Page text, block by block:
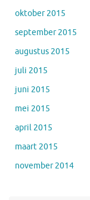
oktober 2015
september 2015
augustus 2015
juli 2015
juni 2015
mei 2015
april 2015
maart 2015
november 2014